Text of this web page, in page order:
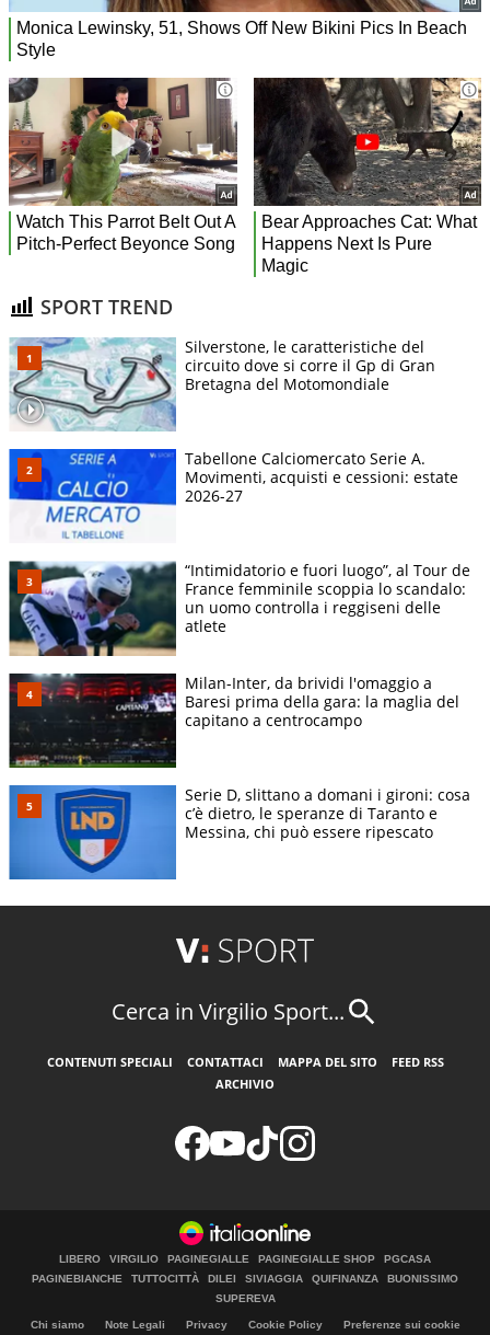
SPORT TREND
Silverstone, le caratteristiche del
circuito dove si corre il Gp di Gran
Bretagna del Motomondiale
Tabellone Calciomercato Serie A.
Movimenti, acquisti e cessioni: estate
2026-27
“Intimidatorio e fuori luogo”, al Tour de
France femminile scoppia lo scandalo:
un uomo controlla i reggiseni delle
atlete
Milan-Inter, da brividi l'omaggio a
Baresi prima della gara: la maglia del
capitano a centrocampo
Serie D, slittano a domani i gironi: cosa
c’è dietro, le speranze di Taranto e
Messina, chi può essere ripescato
Cerca in Virgilio Sport...
CONTENUTI SPECIALI CONTATTACI MAPPA DEL SITO
FEED RSS
ARCHIVIO
LIBERO VIRGILIO PAGINEGIALLE PAGINEGIALLE SHOP
PGCASA
PAGINEBIANCHE
TUTTOCITTÀ DILEI SIVIAGGIA QUIFINANZA
BUONISSIMO
SUPEREVA
Chi siamo Note Legali Privacy Cookie Policy Preferenze sui cookie